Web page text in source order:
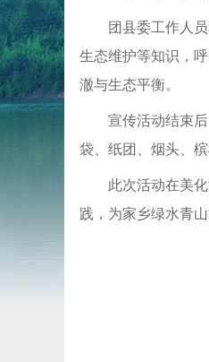
团县委工作人
生态维护等知识，
澈与生态平衡。
宣传活动结束
袋、纸团、烟头、
此次活动在美
践，为家乡绿水青